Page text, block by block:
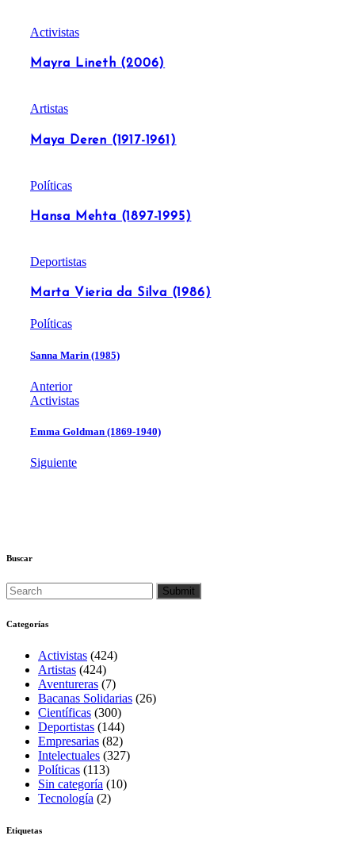
Activistas
Mayra Lineth (2006)
Artistas
Maya Deren (1917-1961)
Políticas
Hansa Mehta (1897-1995)
Deportistas
Marta Vieria da Silva (1986)
Políticas
Sanna Marin (1985)
Anterior
Activistas
Emma Goldman (1869-1940)
Siguiente
Buscar
Categorías
Activistas (424)
Artistas (424)
Aventureras (7)
Bacanas Solidarias (26)
Científicas (300)
Deportistas (144)
Empresarias (82)
Intelectuales (327)
Políticas (113)
Sin categoría (10)
Tecnología (2)
Etiquetas